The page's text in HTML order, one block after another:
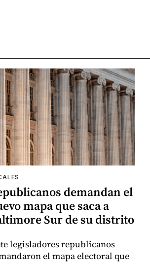
demandan el
mapa que saca a
Sur de su distrito
legisladores republicanos
el mapa electoral que